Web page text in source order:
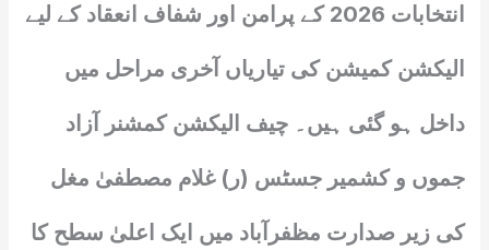
انتخابات 2026 کے پرامن اور شفاف انعقاد کے لیے
الیکشن کمیشن کی تیاریاں آخری مراحل میں
داخل ہو گئی ہیں۔ چیف الیکشن کمشنر آزاد
جموں و کشمیر جسٹس (ر) غلام مصطفیٰ مغل
کی زیر صدارت مظفرآباد میں ایک اعلیٰ سطح کا